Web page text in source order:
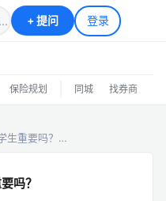
+提问 登录
保险规划 同城 找券商
生重要吗？…
吗？